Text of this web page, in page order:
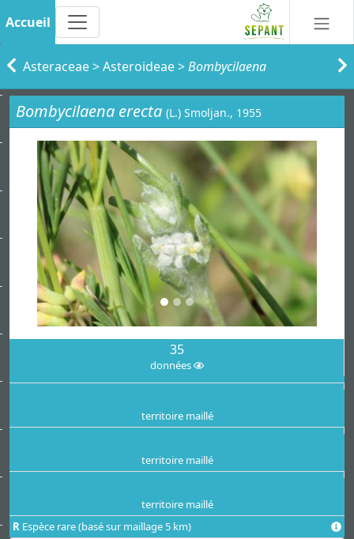
Accueil
Asteraceae>Asteroideae>Bombycilaena
Bombycilaena erecta (L.) Smoljan., 1955
35
données
territoire maillé
territoire maillé
territoire maillé
R Espèce rare (basé sur maillage 5 km)